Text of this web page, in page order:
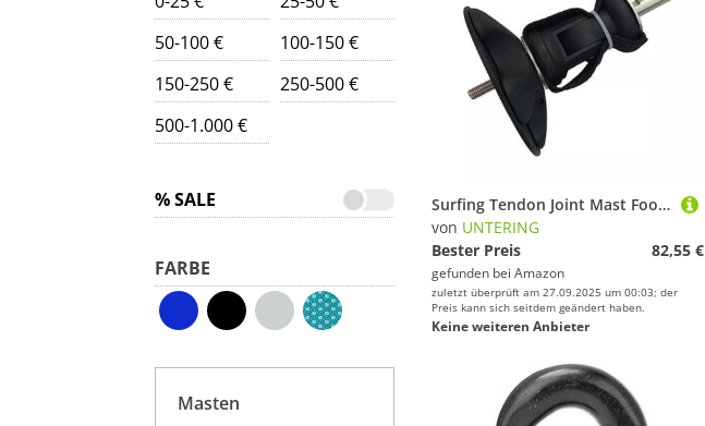
50-100 €
100-150 €
150-250 €
250-500 €
500-1.000 €
% SALE
FARBE
Masten
Surfing Tendon Joint Mast Foot Base 360 Degree Universal Windsurfing Mast Baseplate Sail Enduring Baseplate Sail Base
von UNTERING
Bester Preis
82,55 €
gefunden bei Amazon
zuletzt überprüft am 27.09.2025 um 00:03; der
Preis kann sich seitdem geändert haben.
Keine weiteren Anbieter